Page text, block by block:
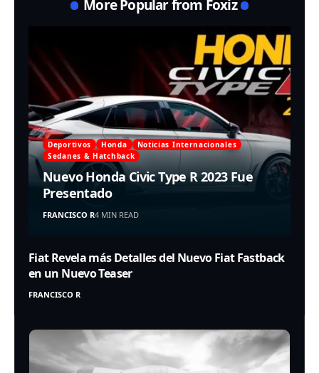
More Popular from Foxiz
Deportivos Honda
Noticias Internacionales
Sedanes & Hatchback
Nuevo Honda Civic Type R 2023 Fue
Presentado
FRANCISCO R4 MIN READ
Fiat Revela más Detalles del Nuevo Fiat Fastback
en un Nuevo Teaser
FRANCISCO R